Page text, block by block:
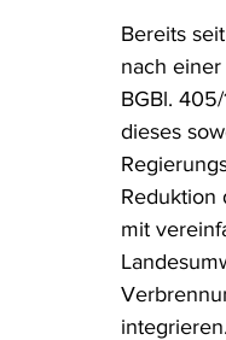
Verfahrensrecht
Wasserrecht
Bereits
nach
BGBl.
dieses
Reduktion
mit